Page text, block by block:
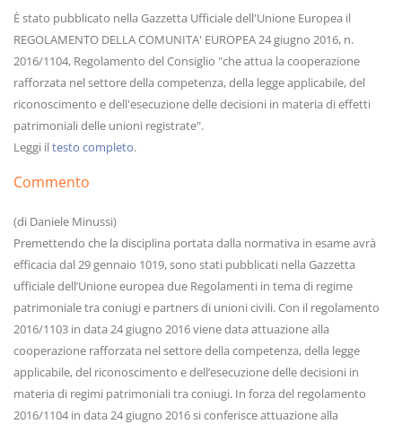
È stato pubblicato nella Gazzetta Ufficiale dell'Unione Europea il
REGOLAMENTO DELLA COMUNITA' EUROPEA 24 giugno 2016, n.
2016/1104, Regolamento del Consiglio "che attua la cooperazione
rafforzata nel settore della competenza, della legge applicabile, del
riconoscimento e dell'esecuzione delle decisioni in materia di effetti
patrimoniali delle unioni registrate".
Leggi iltesto completo.
Commento
(di Daniele Minussi)
Premettendo che la disciplina portata dalla normativa in esame avrà
efficacia dal 29 gennaio 1019, sono stati pubblicati nella Gazzetta
ufficiale dell’Unione europea due Regolamenti in tema di regime
patrimoniale tra coniugi e partners di unioni civili. Con il regolamento
2016/1103 in data 24 giugno 2016 viene data attuazione alla
cooperazione rafforzata nel settore della competenza, della legge
applicabile, del riconoscimento e dell’esecuzione delle decisioni in
materia di regimi patrimoniali tra coniugi. In forza del regolamento
2016/1104 in data 24 giugno 2016 si conferisce attuazione alla